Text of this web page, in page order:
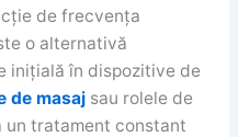
de frecvența
o alternativă
inițială în dispozitive de
de masajsau rolele de
un tratament constant